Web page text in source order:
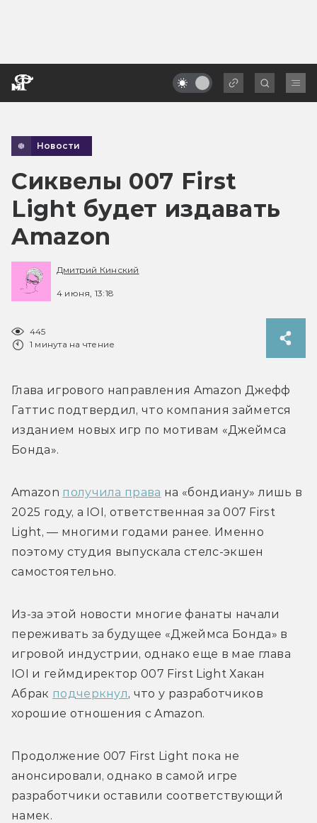
Новости
Сиквелы 007 First
Light будет издавать
Amazon
Дмитрий Кинский
4 июня, 13:18
445
1 минута на чтение
Глава игрового направления Amazon Джефф
Гаттис подтвердил, что компания займется
изданием новых игр по мотивам «Джеймса
Бонда».
Amazon получила права на «бондиану» лишь в
2025 году, а IOI, ответственная за 007 First
Light, — многими годами ранее. Именно
поэтому студия выпускала стелс-экшен
самостоятельно.
Из-за этой новости многие фанаты начали
переживать за будущее «Джеймса Бонда» в
игровой индустрии, однако еще в мае глава
IOI и геймдиректор 007 First Light Хакан
Абрак подчеркнул, что у разработчиков
хорошие отношения с Amazon.
Продолжение 007 First Light пока не
анонсировали, однако в самой игре
разработчики оставили соответствующий
намек.